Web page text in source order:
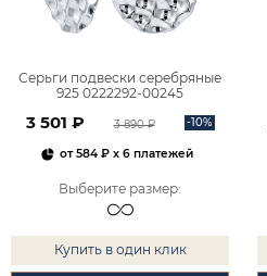
Серьги подвески серебряные
925 0222292-00245
3 501 ₽ 3 890 ₽ -10%
от584 ₽ x 6 платежей
Выберите размер:
Купить в один клик